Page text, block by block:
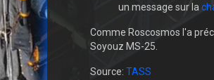
un message sur la
Comme Roscosmos l'a
Soyouz MS-25.
Source: TASS